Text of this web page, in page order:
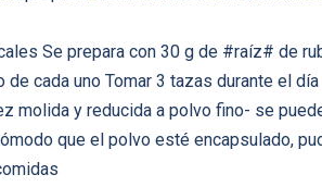
Se prepara con 30 g de #raíz# de
cada uno Tomar 3 tazas durante el día
molida y reducida a polvo fino- se
que el polvo esté encapsulado,